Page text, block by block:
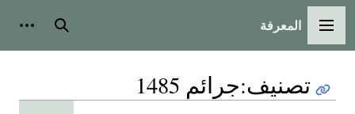
القائمة الرئيسية
المعرفة بحث
تصنيف:جرائم 1485